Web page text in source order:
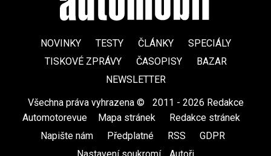
NOVINKY TESTY ČLÁNKY
SPECIÁLY
TISKOVÉ ZPRÁVY
ČASOPISY
BAZAR
NEWSLETTER
Všechna práva vyhrazena ©
2011 - 2026 Redakce
Automotorevue
Mapa stránek Redakce stránek
Napište nám
Předplatné RSS GDPR